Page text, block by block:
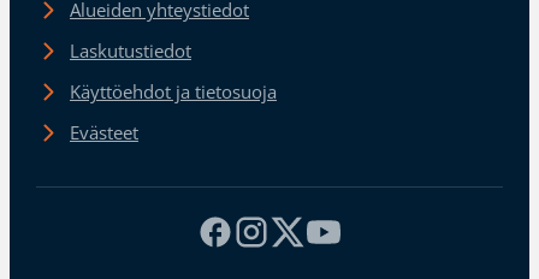
Alueiden yhteystiedot
Laskutustiedot
Käyttöehdot ja tietosuoja
Evästeet